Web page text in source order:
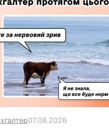
07.08.2026